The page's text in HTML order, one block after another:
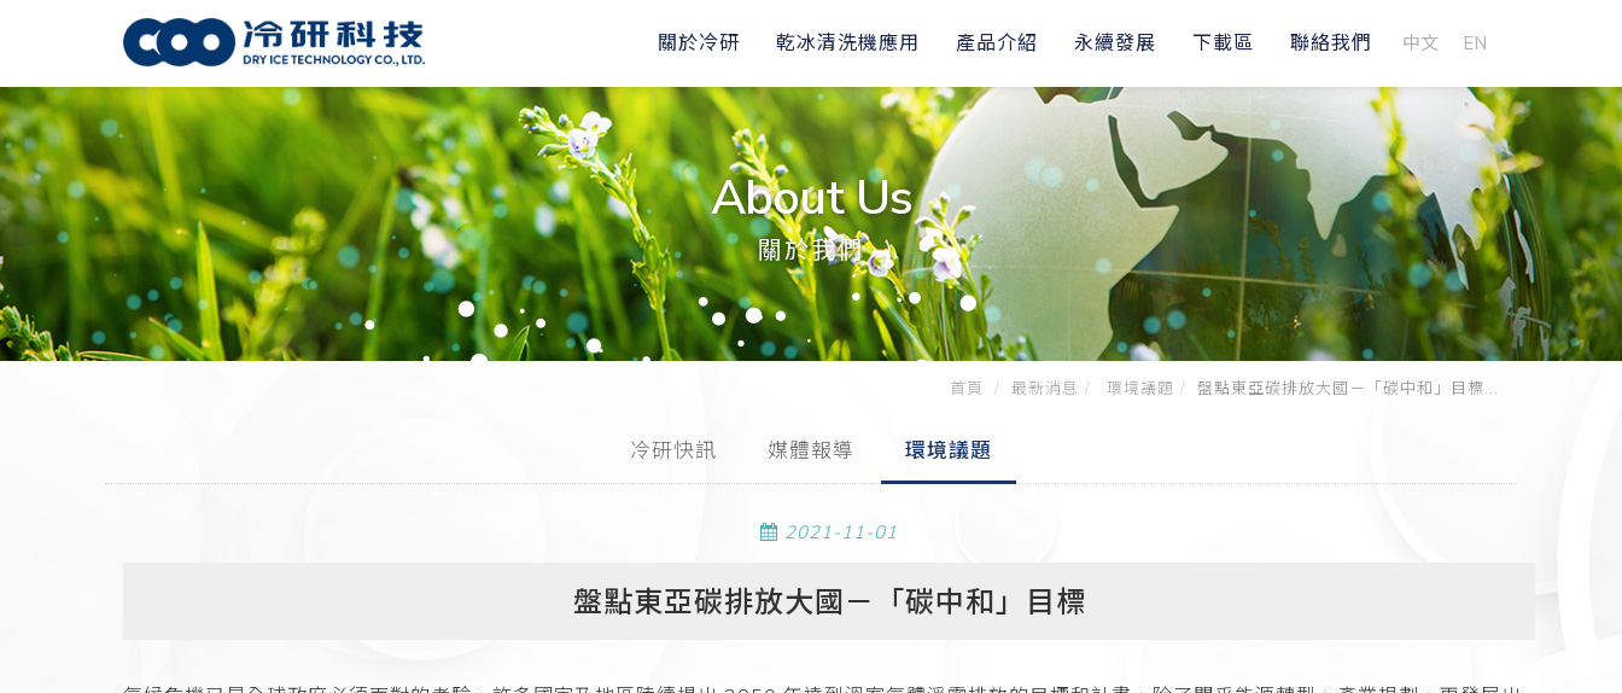
關於冷研 乾冰清洗機應用 產品介紹 永續發展 下載區 聯絡我們 中文 EN
About Us
關於我們
首頁 最新消息 環境議題 盤點東亞碳排放大國－「碳中和」目標...
冷研快訊 媒體報導 環境議題
2021-11-01
盤點東亞碳排放大國－「碳中和」目標